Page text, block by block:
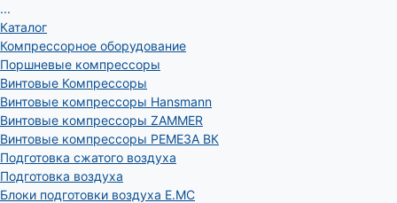
...
Каталог
Компрессорное оборудование
Поршневые компрессоры
Винтовые Компрессоры
Винтовые компрессоры Hansmann
Винтовые компрессоры ZAMMER
Винтовые компрессоры РЕМЕЗА ВК
Подготовка сжатого воздуха
Подготовка воздуха
Блоки подготовки воздуха E.MC